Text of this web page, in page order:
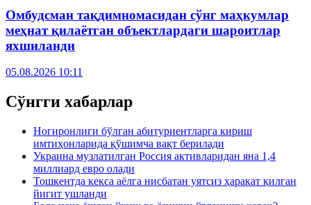
Омбудсман тақдимномасидан сўнг маҳкумлар
меҳнат қилаётган объектлардаги шароитлар
яхшиланди
05.08.2026 10:11
Сўнгги хабарлар
Ногиронлиги бўлган абитуриентларга кириш
имтиҳонларида қўшимча вақт берилади
Украина музлатилган Россия активларидан яна 1,4
миллиард евро олади
Тошкентда кекса аёлга нисбатан уятсиз ҳаракат қилган
йигит ушланди